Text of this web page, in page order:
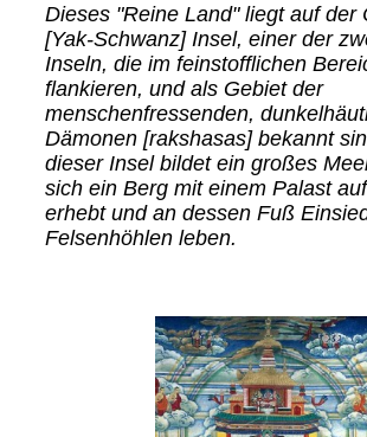
Dieses "Reine Land" liegt auf der
[Yak-Schwanz] Insel, einer der
Inseln, die im feinstofflichen
flankieren, und als Gebiet der
menschenfressenden,
Dämonen [rakshasas] bekannt
dieser Insel bildet ein großes
sich ein Berg mit einem Palast
erhebt und an dessen Fuß
Felsenhöhlen leben.